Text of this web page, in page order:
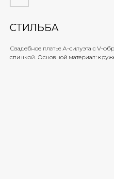
СТИЛЬБА
Свадебное платье А-силуэта с V-
спинкой. Основной материал: